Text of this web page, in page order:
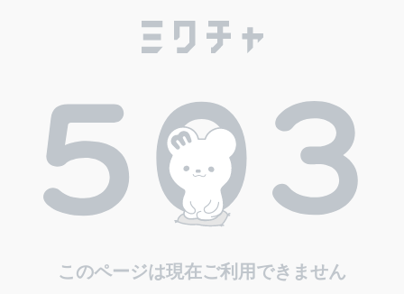
このページは現在ご利用できません